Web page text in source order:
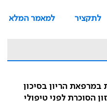
לתקציר
למאמר המלא
הריון בסיכון
הסוכרת לפני טיפולי